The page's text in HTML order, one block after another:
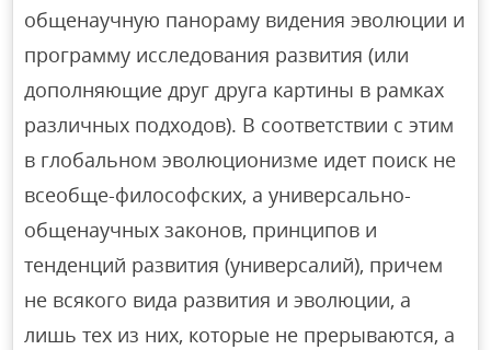
общенаучную панораму видения эволюции и
программу исследования развития (или
дополняющие друг друга картины в рамках
различных подходов). В соответствии с этим
в глобальном эволюционизме идет поиск не
всеобще-философских, а универсально-
общенаучных законов, принципов и
тенденций развития (универсалий), причем
не всякого вида развития и эволюции, а
лишь тех из них, которые не прерываются, а